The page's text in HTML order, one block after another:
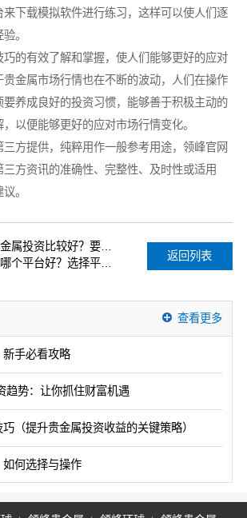
下载模拟软件进行练习，这样可以使人们逐
。
的有效了解和掌握，使人们能够更好的应对
金属市场行情也在不断的波动，人们在操作
要养成良好的投资习惯，能够善于积极主动的
以便能够更好的应对市场行情变化。
方提供，纯粹用作一般参考用途，领峰官网
方资讯的准确性、完整性、及时性或适用
。
如何进行贵金属投资比较好？要有哪些掌握？
贵金属投资哪个平台好？选择平台有什么标准？
返回列表
查看更多
手必看攻略
趋势：让你抓住财富机遇
（提升贵金属投资收益的关键策略）
何选择与操作